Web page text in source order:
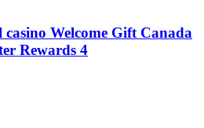
Welcome Gift Canada
Rewards 4